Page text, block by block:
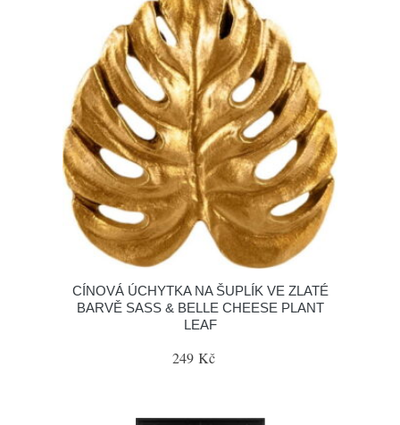
CÍNOVÁ ÚCHYTKA NA ŠUPLÍK VE ZLATÉ
BARVĚ SASS & BELLE CHEESE PLANT
LEAF
249 Kč